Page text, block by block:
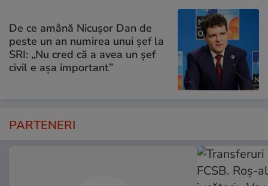
De ce amână Nicușor Dan de
peste un an numirea unui șef la
SRI: „Nu cred că a avea un şef
civil e așa important”
PARTENERI